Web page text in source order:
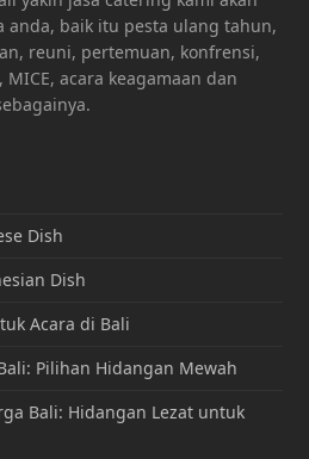
anda, baik itu pesta ulang tahun,
reuni, pertemuan, konfrensi,
acara keagamaan dan
Dish
Dish
Acara di Bali
Pilihan Hidangan Mewah
Bali: Hidangan Lezat untuk